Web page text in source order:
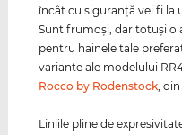
încât cu siguranţă vei fi la
Sunt frumoşi, dar totuşi o
pentru hainele tale
variante ale modelului
Rocco by Rodenstock, din
Liniile pline de